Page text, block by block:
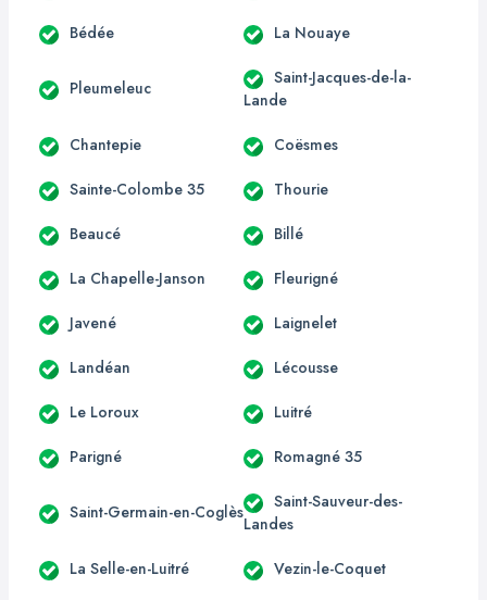
Bédée La Nouaye
Pleumeleuc
Saint-Jacques-de-la-
Lande
Chantepie Coësmes
Sainte-Colombe 35 Thourie
Beaucé Billé
La Chapelle-Janson Fleurigné
Javené Laignelet
Landéan Lécousse
Le Loroux Luitré
Parigné Romagné 35
Saint-Germain-en-Coglès
Saint-Sauveur-des-
Landes
La Selle-en-Luitré Vezin-le-Coquet